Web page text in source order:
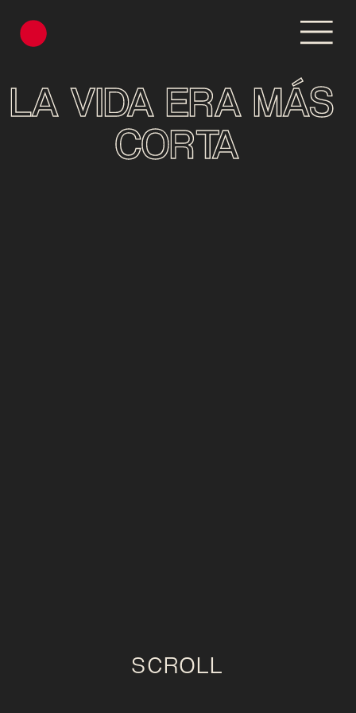
SCROLL
LA VIDA ERA MÁS
CORTA